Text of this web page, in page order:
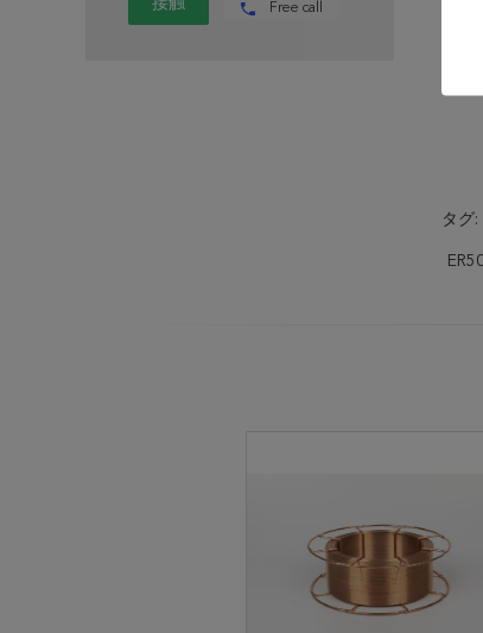
Free call
タグ: